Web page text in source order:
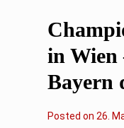
in Wien
Bayern
Posted on 2
26.